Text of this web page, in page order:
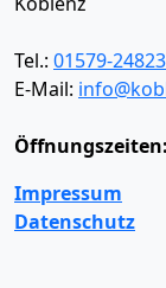
Tel.: 01579-
E-Mail:
Öffnungszeiten:
Impressum
Datenschutz